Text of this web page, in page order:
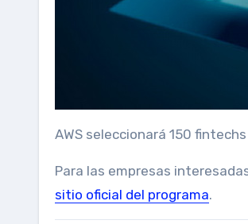
AWS seleccionará 150
Para las empresas
sitio oficial del programa.